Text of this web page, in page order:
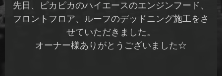
先日、ピカピカのハイエースのエンジンフード、
フロントフロア、ルーフのデッドニング施工をさ
せていただきました。
オーナー様ありがとうございました☆